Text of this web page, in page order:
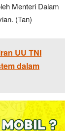
Menteri Dalam
(Tan)
UU TNI
dalam